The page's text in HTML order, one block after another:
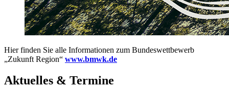
Hier finden Sie alle Informationen zum Bundeswettbewerb
„Zukunft Region“ www.bmwk.de
Aktuelles & Termine